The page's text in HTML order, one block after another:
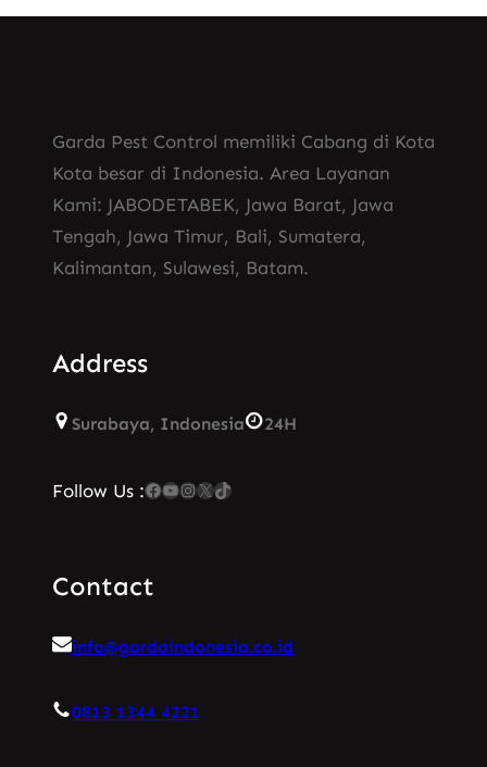
Garda Pest Control memiliki Cabang di Kota
Kota besar di Indonesia. Area Layanan
Kami: JABODETABEK, Jawa Barat, Jawa
Tengah, Jawa Timur, Bali, Sumatera,
Kalimantan, Sulawesi, Batam.
Address
Surabaya, Indonesia 24H
Follow Us :Facebook YouTube InstagramX TikTok
Contact
info@gardaindonesia.co.id
0813 1344 4221